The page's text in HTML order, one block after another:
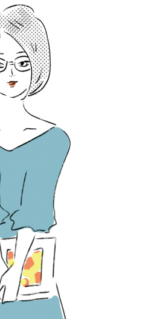
が 教えてくれた 本当の歩き方。」
ドが生まれる 新しい一流店へ。」
好き”に出会いに。韓国」
つくる、学びの教科書。」
イーツ予想図 2026」
を掴む 新・開運術。」
猫がいれば、幸せ」
「お酒の新常識。」
US!